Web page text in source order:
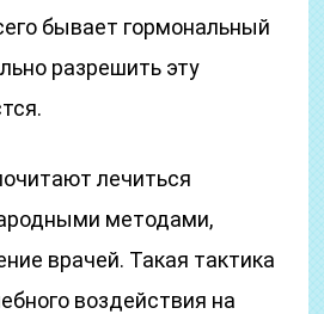
бывает гормональный
разрешить эту
лечиться
методами,
врачей. Такая тактика
воздействия на